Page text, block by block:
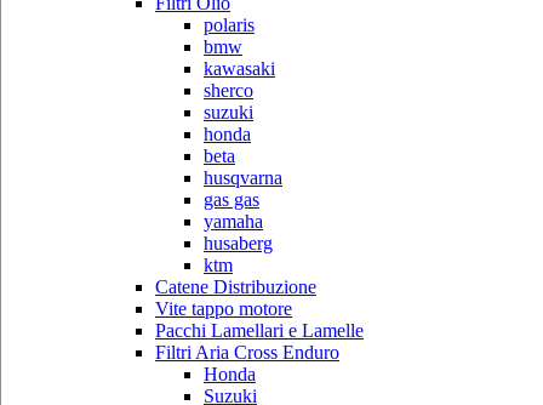
polaris
bmw
kawasaki
sherco
suzuki
honda
beta
husqvarna
gas gas
yamaha
husaberg
ktm
Catene Distribuzione
Vite tappo motore
Pacchi Lamellari e Lamelle
Filtri Aria Cross Enduro
Honda
Suzuki